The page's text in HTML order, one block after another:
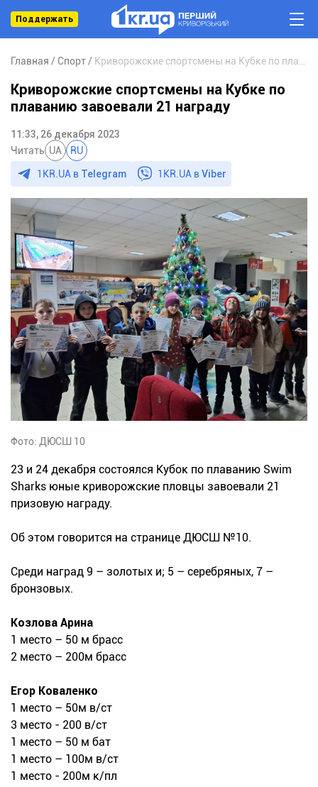
Поддержать
Главная Спорт
Криворожские спортсмены на Кубке по
плаванию завоевали 21 награду
11:33, 26 декабря 2023
Читать UA RU
1KR.UA в Telegram 1KR.UA вViber
Фото: ДЮСШ 10
23 и 24 декабря состоялся Кубок по плаванию Swim
Sharks юные криворожские пловцы завоевали 21
призовую награду.
Об этом говорится на странице ДЮСШ №10.
Среди наград 9 – золотых и; 5 – серебряных, 7 –
бронзовых.
Козлова Арина
1 место – 50 м брасс
2 место – 200м брасс
Егор Коваленко
1 место – 50м в/ст
3 место - 200 в/ст
1 место – 50 м бат
1 место – 100м в/ст
1 место - 200м к/пл